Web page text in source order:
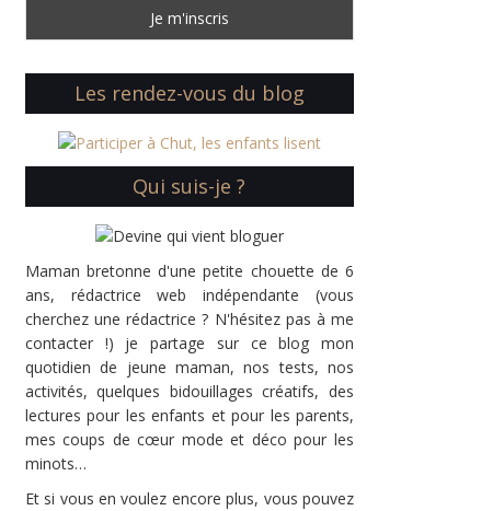
Les rendez-vous du blog
Qui suis-je ?
Maman bretonne d'une petite chouette de 6
ans, rédactrice web indépendante (vous
cherchez une rédactrice ? N'hésitez pas à me
contacter !) je partage sur ce blog mon
quotidien de jeune maman, nos tests, nos
activités, quelques bidouillages créatifs, des
lectures pour les enfants et pour les parents,
mes coups de cœur mode et déco pour les
minots…
Et si vous en voulez encore plus, vous pouvez